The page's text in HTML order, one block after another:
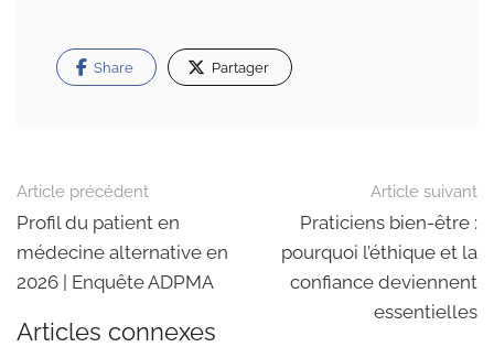
Share Partager
Navigation
dans
les
articles
Article précédent
Profil du patient en
médecine alternative en
2026 | Enquête ADPMA
Article suivant
Praticiens bien-être :
pourquoi l’éthique et la
confiance deviennent
essentielles
Articles connexes